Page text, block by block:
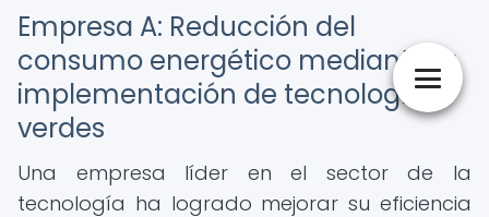
Empresa A: Reducción del
consumo energético mediante la
implementación de tecnologías
verdes
Una empresa líder en el sector de la
tecnología ha logrado mejorar su eficiencia